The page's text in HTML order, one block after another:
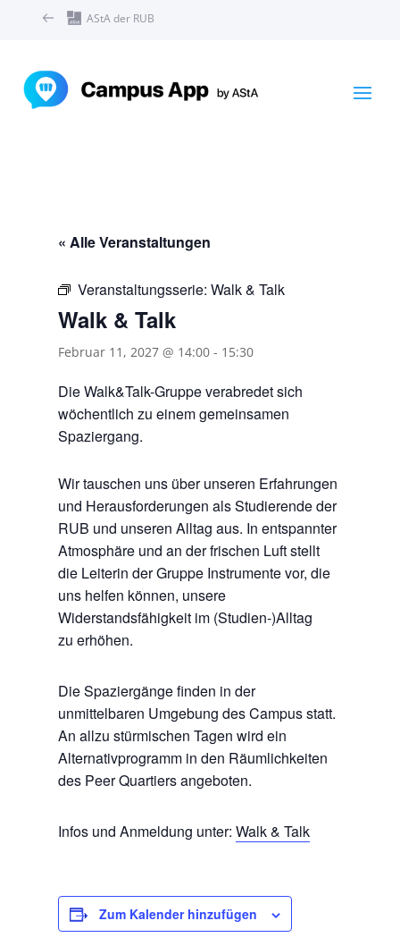
AStA der RUB
« Alle Veranstaltungen
Veranstaltungsserie: Walk & Talk
Walk & Talk
Februar 11, 2027 @ 14:00- 15:30
Die Walk&Talk-Gruppe verabredet sich
wöchentlich zu einem gemeinsamen
Spaziergang.
Wir tauschen uns über unseren Erfahrungen
und Herausforderungen als Studierende der
RUB und unseren Alltag aus. In entspannter
Atmosphäre und an der frischen Luft stellt
die Leiterin der Gruppe Instrumente vor, die
uns helfen können, unsere
Widerstandsfähigkeit im (Studien-)Alltag
zu erhöhen.
Die Spaziergänge finden in der
unmittelbaren Umgebung des Campus statt.
An allzu stürmischen Tagen wird ein
Alternativprogramm in den Räumlichkeiten
des Peer Quartiers angeboten.
Infos und Anmeldung unter: Walk & Talk
Zum Kalender hinzufügen